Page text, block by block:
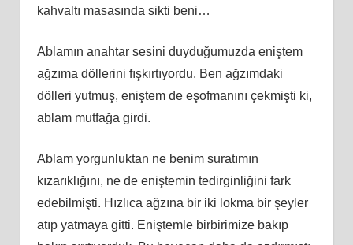
kahvaltı masasında sikti beni…
Ablamın anahtar sesini duyduğumuzda eniştem
ağzıma döllerini fışkırtıyordu. Ben ağzımdaki
dölleri yutmuş, eniştem de eşofmanını çekmişti ki,
ablam mutfağa girdi.
Ablam yorgunluktan ne benim suratımın
kızarıklığını, ne de eniştemin tedirginliğini fark
edebilmişti. Hızlıca ağzına bir iki lokma bir şeyler
atıp yatmaya gitti. Eniştemle birbirimize bakıp